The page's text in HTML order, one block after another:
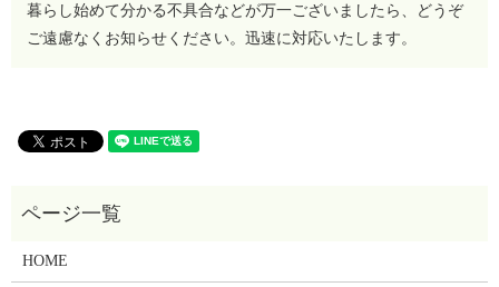
暮らし始めて分かる不具合などが万一ございましたら、どうぞ
ご遠慮なくお知らせください。迅速に対応いたします。
HOME